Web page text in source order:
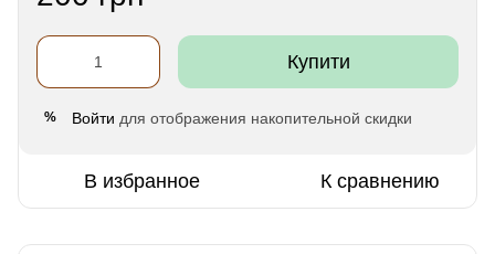
Купити
% Войти для отображения накопительной скидки
В избранное К сравнению